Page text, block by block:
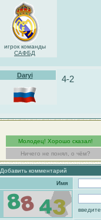
игрок команды
САФБД
Daryi 4-2
Молодец! Хорошо сказал!
Ничего не понял, о чём?
Добавить комментарий
Имя
введите